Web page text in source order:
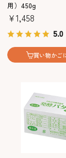
用）450g
￥1,458
5.0
買い物かご